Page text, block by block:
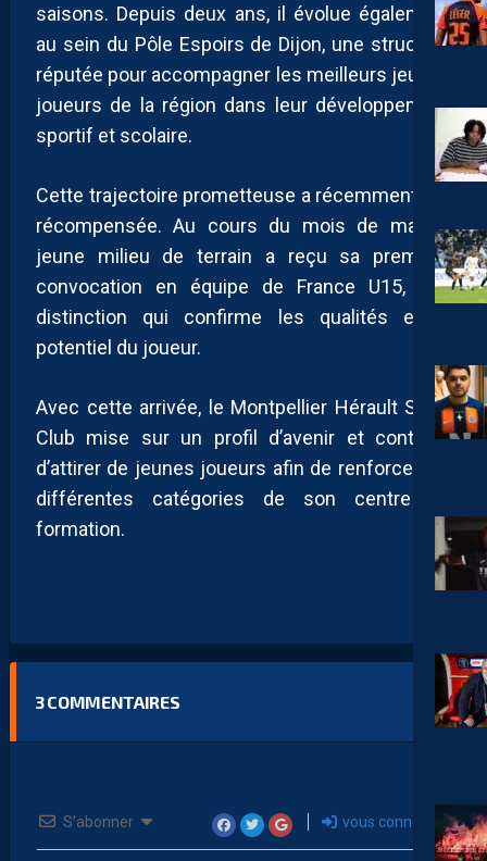
saisons. Depuis deux ans, il évolue également
au sein du Pôle Espoirs de Dijon, une structure
réputée pour accompagner les meilleurs jeunes
joueurs de la région dans leur développement
sportif et scolaire.
Cette trajectoire prometteuse a récemment été
récompensée. Au cours du mois de mai, le
jeune milieu de terrain a reçu sa première
convocation en équipe de France U15, une
distinction qui confirme les qualités et le
potentiel du joueur.
Avec cette arrivée, le Montpellier Hérault Sport
Club mise sur un profil d’avenir et continue
d’attirer de jeunes joueurs afin de renforcer les
différentes catégories de son centre de
formation.
3COMMENTAIRES
S’abonner vous connecter